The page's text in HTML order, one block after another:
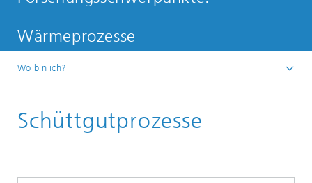
Wärmeprozesse
Wo bin ich?
Forschungsschwerpunkte
Schüttgutprozesse